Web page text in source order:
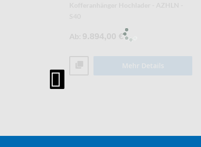
10.466,00 €
Mehr Details